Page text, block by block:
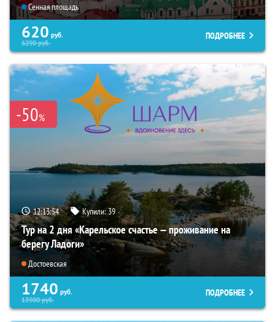
Сенная площадь
620 руб.
6290руб.
ПОДРОБНЕЕ
-50%
12:13:52 Купили:39
Тур на 2 дня «Карельское счастье — проживание на
берегу Ладоги»
Достоевская
1740 руб.
13900руб.
ПОДРОБНЕЕ